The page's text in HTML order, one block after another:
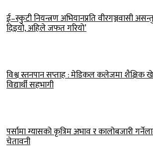
ई–स्कुटी नियन्त्रण अभियानप्रति वीरगञ्जवासी
दिइयो, अहिले जफत गरियो’
विश्व स्तनपान सप्ताह : मेडिकल कलेजमा शैक्षिक
विद्यार्थी सहभागी
पर्सामा ग्यासको कृत्रिम अभाव र कालोबजारी
चेतावनी